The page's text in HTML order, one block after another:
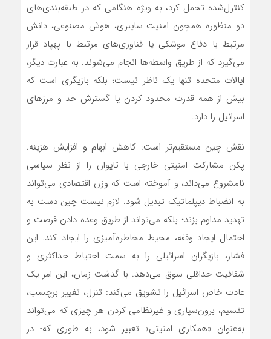
کنترل‌شده تحمل کرد، به ویژه هنگامی که در طبقه‌بندی‌های
دو منظوره همچون امنیت سایبری، هوش مصنوعی، دانش
مرتبط با دفاع موشکی یا فناوری‌های مرتبط با پهپاد قرار
می‌گیرد که از طریق واسطه‌ها انجام می‌شوند. به عبارت دیگر،
ایالات متحده تنها یک ناظر نیست؛ بلکه بازیگری است که
بیش از همه قدرت محدود کردن یا گسترش حد و مرزهای
اسرائیل را دارد.
نقش چین مستقیم‌تر است: کاهش ابهام و افزایش هزینه.
پکن مشارکت امنیتی خارجی با تایوان را از نظر سیاسی
نامشروع می‌داند، و آموخته است که وزن اقتصادی می‌تواند
به انضباط دیپلماتیک تبدیل شود. لازم نیست چین دست به
تهدید مداوم بزند؛ بلکه می‌تواند از طریق وعده دادن فرصت و
احتمال ایجاد وقفه، محیط مخاطره‌آمیزی را ایجاد کند. این
فشار، بازیگران اسرائیلی را به سمت احتیاط حداکثری و
شفافیت حداقلی سوق می‌دهد. با گذشت زمان، این امر یک
عادت خاص اسرائیل را تشویق می‌کند: تنزل، تغییر برچسب،
تقسیم، برون‌سپاری و غیرنظامی کردن هر چیزی که می‌تواند
به‌عنوان «همکاری امنیتی» تعبیر شود، به طوری که- در